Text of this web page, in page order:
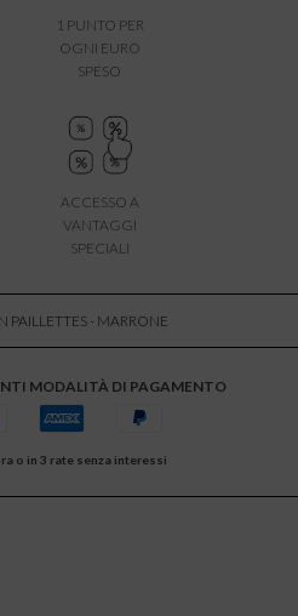
1 PUNTO PER
OGNI EURO
SPESO
ACCESSO A
VANTAGGI
SPECIALI
PAILLETTES - MARRONE
MODALITÀ DI PAGAMENTO
o in 3 rate senza interessi